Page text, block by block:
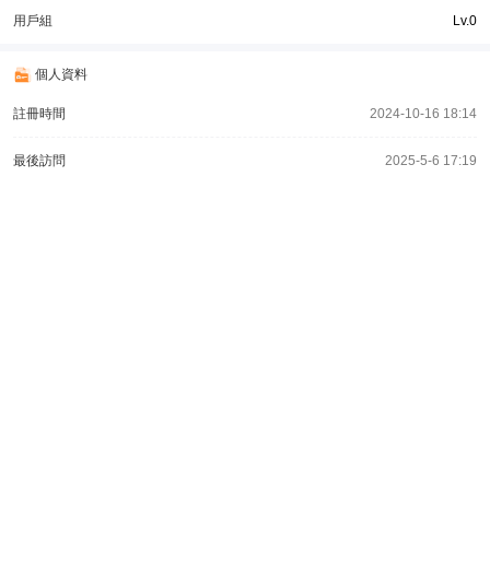
用戶組 Lv.0
個人資料
註冊時間 2024-10-16 18:14
最後訪問 2025-5-6 17:19